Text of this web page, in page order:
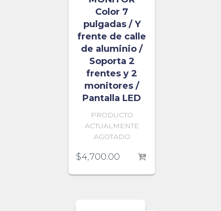
Color 7
pulgadas / Y
frente de calle
de aluminio /
Soporta 2
frentes y 2
monitores /
Pantalla LED
PRODUCTO
ACTUALMENTE
AGOTADO
$4,700.00